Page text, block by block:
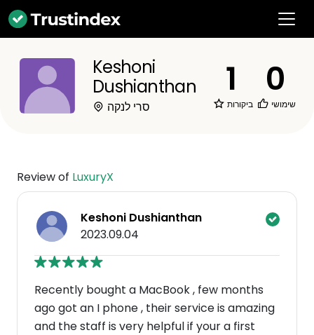
Keshoni
Dushianthan
סרי לנקה
1
ביקורות
0
שימושי
Review of LuxuryX
Keshoni Dushianthan
2023.09.04
Recently bought a MacBook , few months
ago got an I phone , their service is amazing
and the staff is very helpful if your a first